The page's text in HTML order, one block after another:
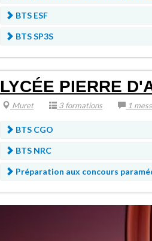
BTS ESF
BTS SP3S
LYCÉE PIERRE
Muret 3 formations 1
BTS CGO
BTS NRC
Préparation aux concours